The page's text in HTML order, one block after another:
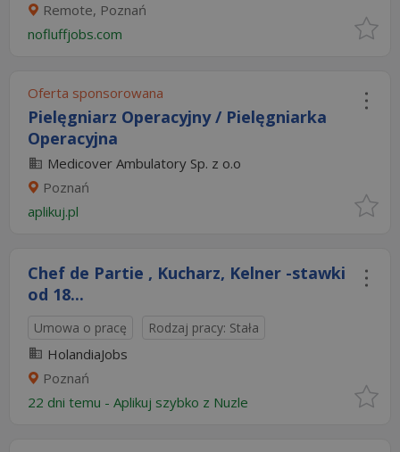
Remote, Poznań
nofluffjobs.com
Oferta sponsorowana
Pielęgniarz Operacyjny / Pielęgniarka
Operacyjna
Medicover Ambulatory Sp. z o.o
Poznań
aplikuj.pl
Chef de Partie , Kucharz, Kelner -stawki
od 18...
Umowa o pracę Rodzaj pracy: Stała
HolandiaJobs
Poznań
22 dni temu - Aplikuj szybko z Nuzle